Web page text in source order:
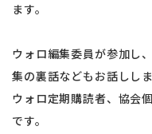
ます。
ウォロ編集委員が参加し
集の裏話などもお話ししま
ウォロ定期購読者、協会
です。